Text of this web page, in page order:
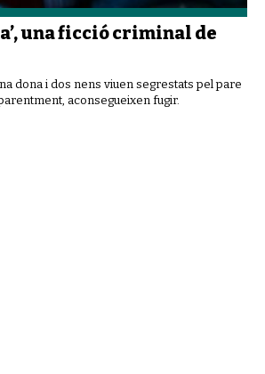
una ficció criminal de
dona i dos nens viuen segrestats pel pare
aconsegueixen fugir.